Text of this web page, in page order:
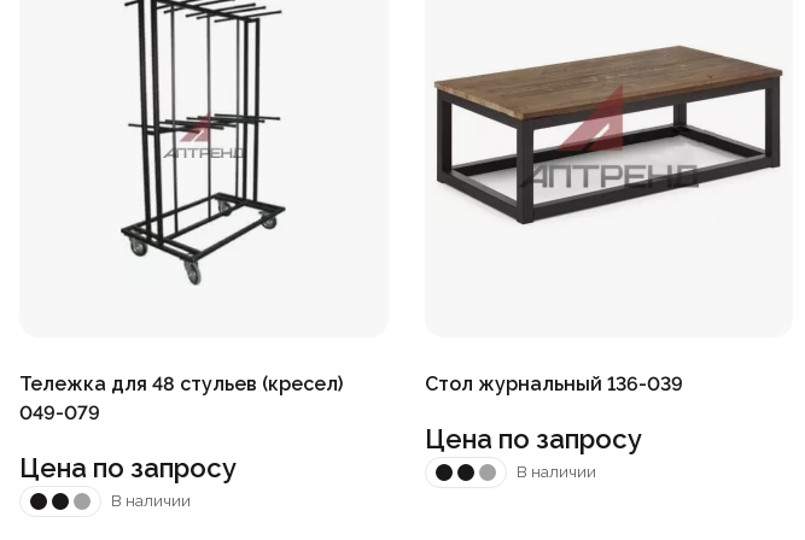
Тележка для 48 стульев (кресел)
049-079
Цена по запросу
В наличии
Стол журнальный 136-039
Цена по запросу
В наличии